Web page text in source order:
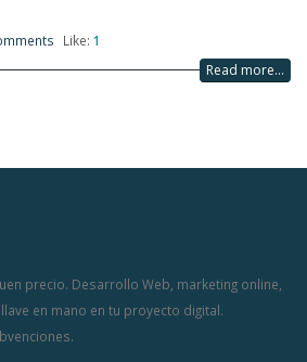
Like:1
Read more...
precio. Desarrollo Web, marketing online,
en mano en tu proyecto digital.